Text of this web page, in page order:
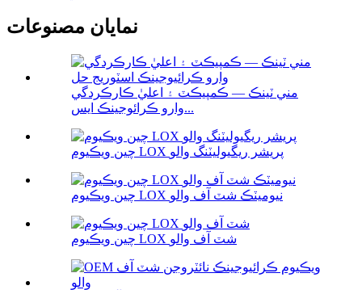
نمايان مصنوعات
مني ٽينڪ — ڪمپيڪٽ ۽ اعليٰ ڪارڪردگي
وارو ڪرائوجينڪ ايس...
چين ويڪيوم LOX پريشر ريگيوليٽنگ والو
چين ويڪيوم LOX نيوميٽڪ شٽ آف والو
چين ويڪيوم LOX شٽ آف والو